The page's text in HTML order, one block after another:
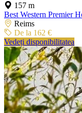
157 m
Best Western Premier
Reims
De la 162 €
Vedeți disponibilitatea